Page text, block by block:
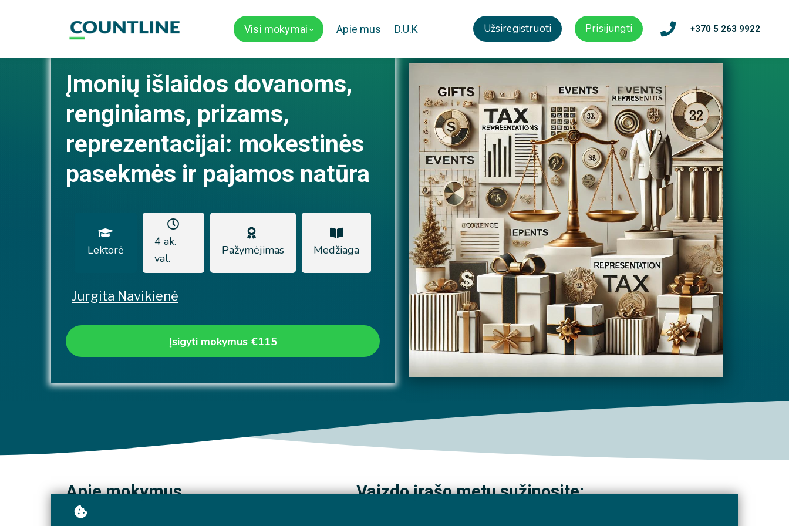
Visi mokymai Apie mus D.U.K Užsiregistruoti Prisijungti +370 5 263 9922
Įmonių išlaidos dovanoms,
renginiams, prizams,
reprezentacijai: mokestinės
pasekmės ir pajamos natūra
Lektorė
4 ak.
val.
Pažymėjimas Medžiaga
Jurgita Navikienė
Įsigyti mokymus €115
Apie mokymus Vaizdo įrašo metu sužinosite: